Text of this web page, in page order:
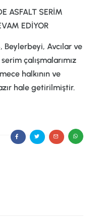
ASFALT SERİM
EDİYOR
Beylerbeyi, Avcılar ve
çalışmalarımız
halkının ve
hale getirilmiştir.